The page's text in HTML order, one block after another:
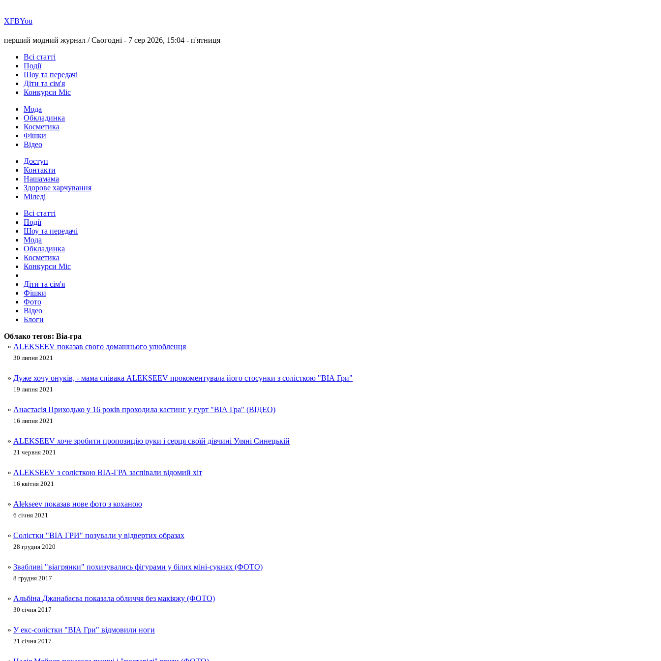
ХFBYou
перший модний журнал /Сьогодні - 7 сер 2026, 15:04 - п'ятниця
Всі статті
Події
Шоу та передачі
Діти та сім'я
Конкурси Міс
Мода
Обкладинка
Косметика
Фішки
Відео
Доступ
Контакти
Нашамама
Здорове харчування
Міледі
Всі статті
Події
Шоу та передачі
Мода
Обкладинка
Косметика
Конкурси Міс
Діти та сім'я
Фішки
Фото
Відео
Блоги
Облако тегов: Віа-гра
» ALEKSEEV показав свого домашнього улюбленця
30 липня 2021
» Дуже хочу онуків, - мама співака ALEKSEEV прокоментувала його стосунки з солісткою "ВІА Гри"
19 липня 2021
» Анастасія Приходько у 16 років проходила кастинг у гурт "ВІА Гра" (ВІДЕО)
16 липня 2021
» ALEKSEEV хоче зробити пропозицію руки і серця своїй дівчині Уляні Синецькій
21 червня 2021
» ALEKSEEV з солісткою ВІА-ГРА заспівали відомий хіт
16 квітня 2021
» Alekseev показав нове фото з коханою
6 січня 2021
» Солістки "ВІА ГРИ" позували у відвертих образах
28 грудня 2020
» Звабливі "віагрянки" похизувались фігурами у білих міні-сукнях (ФОТО)
8 грудня 2017
» Альбіна Джанабаєва показала обличчя без макіяжу (ФОТО)
30 січня 2017
» У екс-солістки "ВІА Гри" відмовили ноги
21 січня 2017